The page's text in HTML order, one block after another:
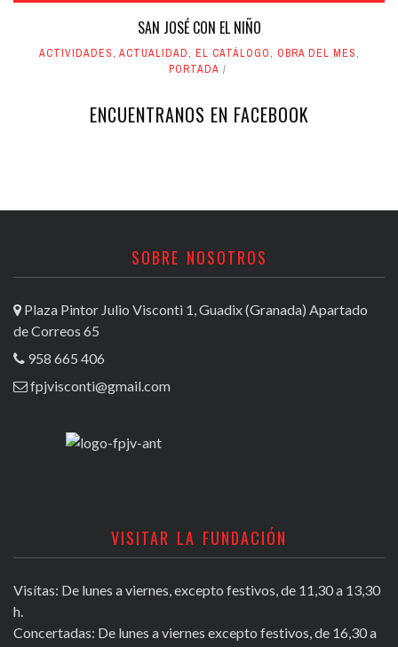
SAN JOSÉ CON EL NIÑO
ACTIVIDADES, ACTUALIDAD, EL CATÁLOGO, OBRA DEL MES,
PORTADA
ENCUENTRANOS EN FACEBOOK
SOBRE NOSOTROS
Plaza Pintor Julio Visconti 1, Guadix (Granada) Apartado
de Correos 65
958 665 406
fpjvisconti@gmail.com
VISITAR LA FUNDACIÓN
Visítas: De lunes a viernes, excepto festivos, de 11,30 a 13,30
h.
Concertadas: De lunes a viernes excepto festivos, de 16,30 a